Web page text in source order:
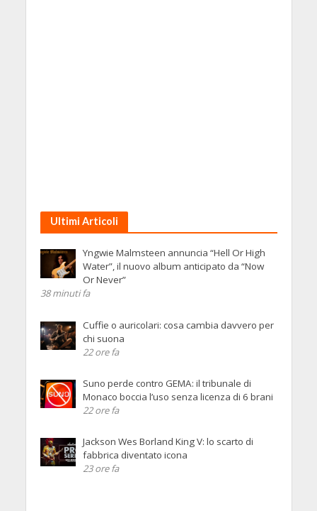
Ultimi Articoli
Yngwie Malmsteen annuncia “Hell Or High
Water”, il nuovo album anticipato da “Now
Or Never”
38 minuti fa
Cuffie o auricolari: cosa cambia davvero per
chi suona
22 ore fa
Suno perde contro GEMA: il tribunale di
Monaco boccia l’uso senza licenza di 6 brani
22 ore fa
Jackson Wes Borland King V: lo scarto di
fabbrica diventato icona
23 ore fa